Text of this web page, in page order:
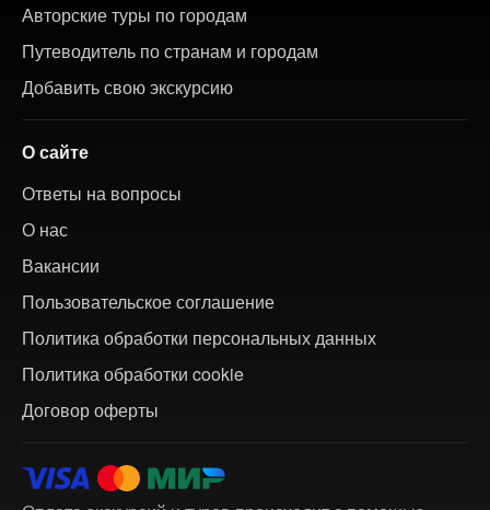
Авторские туры по городам
Путеводитель по странам и городам
Добавить свою экскурсию
О сайте
Ответы на вопросы
О нас
Вакансии
Пользовательское соглашение
Политика обработки персональных данных
Политика обработки cookie
Договор оферты